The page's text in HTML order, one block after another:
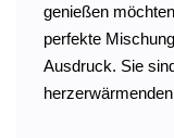
genießen
perfekte
Ausdruck. Sie